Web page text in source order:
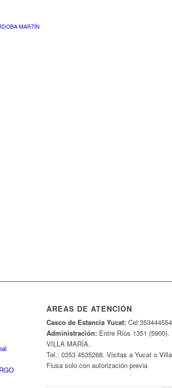
MARTÍN
ÁREAS DE ATENCIÓN
Casco de Estancia Yucat:
Administración:Entre Ríos 1351 (5900).
VILLA MARÍA.
Tel.: 0353 4535268. Visitas a Yucat o Villa
Fiusa solo con autorización previa